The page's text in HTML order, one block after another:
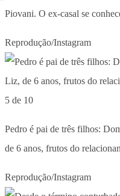
Piovani. O ex-casal se
Reprodução/Instagram
5 de 10
Pedro é pai de três filhos:
de 6 anos, frutos do
Reprodução/Instagram